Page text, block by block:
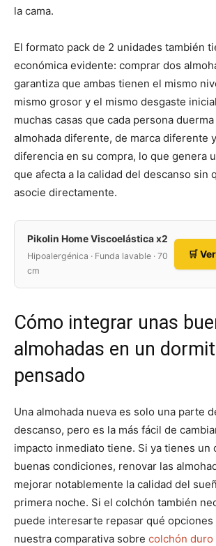
la cama.
El formato pack de 2 unidades también
económica evidente: comprar dos
garantiza que ambas tienen el mismo
mismo grosor y el mismo desgaste
muchas casas que cada persona
almohada diferente, de marca diferente
diferencia en su compra, lo que genera
que afecta a la calidad del descanso sin
asocie directamente.
Pikolin Home Viscoelástica x2
Hipoalergénica · Funda lavable · 70
cm
🛒
Cómo integrar unas
almohadas en un
pensado
Una almohada nueva es solo una parte
descanso, pero es la más fácil de
impacto inmediato tiene. Si ya tienes un
buenas condiciones, renovar las
mejorar notablemente la calidad del
primera noche. Si el colchón también
puede interesarte repasar qué opciones
nuestra comparativa sobre colchón duro